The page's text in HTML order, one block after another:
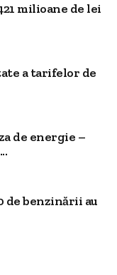
milioane de lei
a tarifelor de
de energie –
de benzinării au